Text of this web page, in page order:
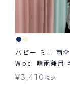
パピー ミニ 雨
Wpc. 晴雨兼用
¥3,410税込